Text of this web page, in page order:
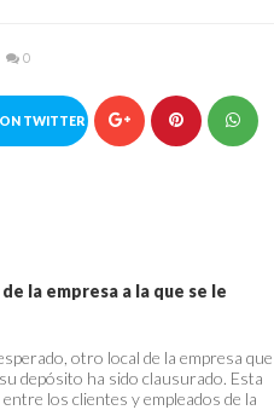
0
ON TWITTER
la empresa a la que se le
otro local de la empresa que
depósito ha sido clausurado. Esta
los clientes y empleados de la